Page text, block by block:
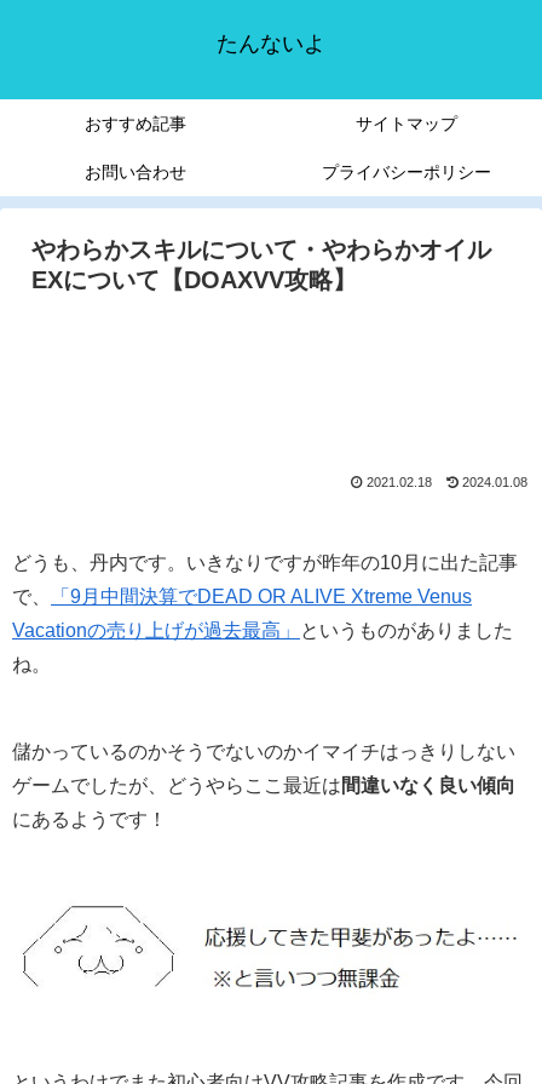
たんないよ
おすすめ記事 サイトマップ
お問い合わせ プライバシーポリシー
やわらかスキルについて・やわらかオイル
EXについて【DOAXVV攻略】
2024.01.08
2021.02.18
どうも、丹内です。いきなりですが昨年の10月に出た記事
で、
「9月中間決算でDEAD OR ALIVE Xtreme Venus
Vacationの売り上げが過去最高」
というものがありました
ね。
儲かっているのかそうでないのかイマイチはっきりしない
ゲームでしたが、どうやらここ最近は間違いなく良い傾向
にあるようです！